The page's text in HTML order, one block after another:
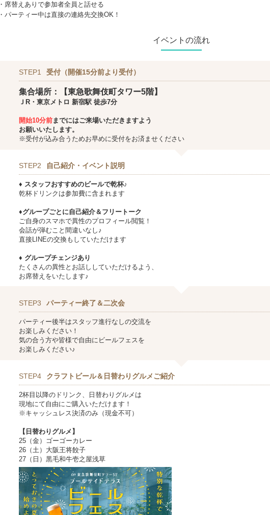
・席替えありで参加者全員と話せる
・パーティー中は直接の連絡先交換OK！
イベントの流れ
STEP1 受付（開催15分前より受付）
集合場所：【東急歌舞伎町タワー5階】
ＪR・東京メトロ 新宿駅 徒歩7分
開始10分前までにはご来場いただきますよう
お願いいたします。
※受付が込み合うためお早めに受付をお済ませください
STEP2 自己紹介・イベント説明
♦ スタッフおすすめのビールで乾杯♪
乾杯ドリンクは参加費に含まれます
♦グループごとに自己紹介＆フリートーク
ご自身のスマホで異性のプロフィール閲覧！
会話が弾むこと間違いなし♪
直接LINEの交換もしていただけます
♦ グループチェンジあり
たくさんの異性とお話ししていただけるよう、
お席替えをいたします♪
STEP3 パーティー終了＆二次会
パーティー後半はスタッフ進行なしの交流を
お楽しみください！
気の合う方や皆様で自由にビールフェスを
お楽しみください♪
STEP4 クラフトビール＆日替わりグルメご紹介
2杯目以降のドリンク、日替わりグルメは
現地にて自由にご購入いただけます！
※キャッシュレス決済のみ（現金不可）
【日替わりグルメ】
25（金）ゴーゴーカレー
26（土）大阪王将餃子
27（日）黒毛和牛壱之屋浅草